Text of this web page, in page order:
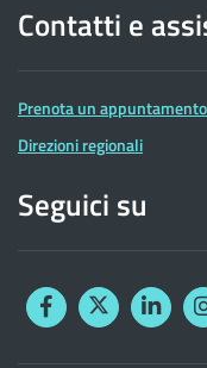
Contatti e
Prenota un
Direzioni regionali
Seguici su
FacebookTwitter